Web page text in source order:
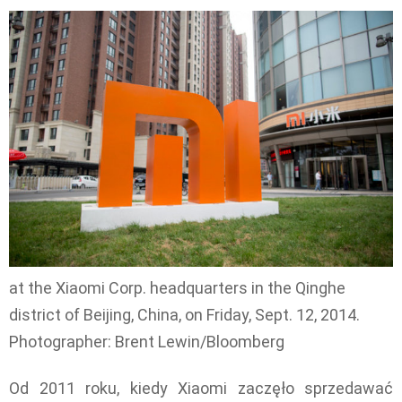
at the Xiaomi Corp. headquarters in the Qinghe
district of Beijing, China, on Friday, Sept. 12, 2014.
Photographer: Brent Lewin/Bloomberg
Od 2011 roku, kiedy Xiaomi zaczęło sprzedawać